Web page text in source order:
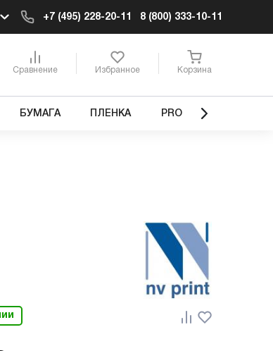
+7 (495) 228-20-11 8 (800) 333-10-11
Сравнение Избранное Корзина
БУМАГА ПЛЕНКА PRO